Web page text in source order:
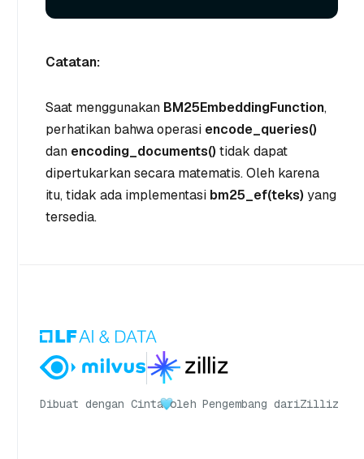
Catatan:
Saat menggunakan BM25EmbeddingFunction,
perhatikan bahwa operasi encode_queries()
dan encoding_documents() tidak dapat
dipertukarkan secara matematis. Oleh karena
itu, tidak ada implementasi bm25_ef(teks) yang
tersedia.
Dibuat dengan Cinta oleh Pengembang dariZilliz